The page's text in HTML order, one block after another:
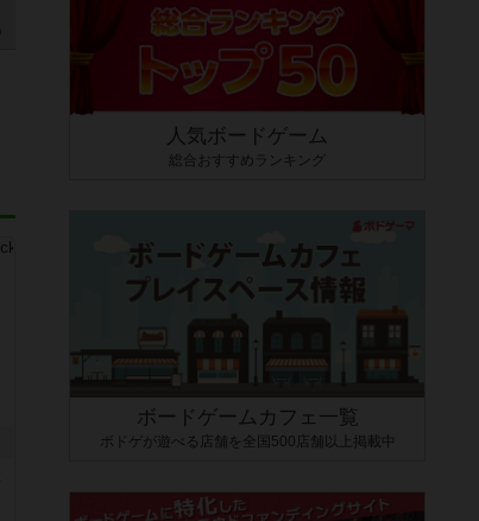
人気ボードゲーム
総合おすすめランキング
ボードゲームカフェ一覧
ボドゲが遊べる店舗を全国500店舗以上掲載中